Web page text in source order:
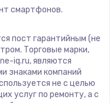
платы
смартфонов.
пост гарантийным (не
Торговые марки,
iq.ru, являются
знаками компаний
не с целью
услуг по ремонту, а с